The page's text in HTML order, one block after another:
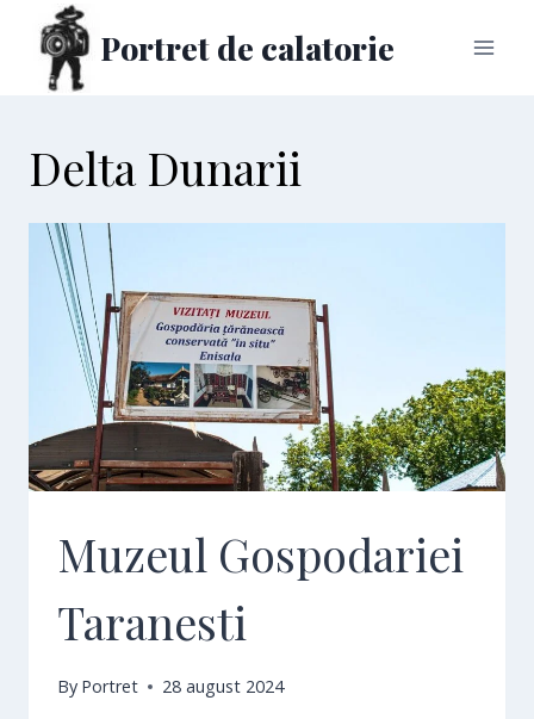
content
Portret de calatorie
Delta Dunarii
Muzeul Gospodariei
Taranesti
By Portret 28 august 2024